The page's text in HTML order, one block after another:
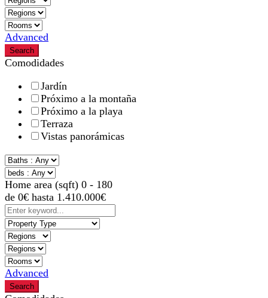
Advanced
Search
Comodidades
Jardín
Próximo a la montaña
Próximo a la playa
Terraza
Vistas panorámicas
Home area (sqft) 0 - 180
de 0€ hasta 1.410.000€
Advanced
Search